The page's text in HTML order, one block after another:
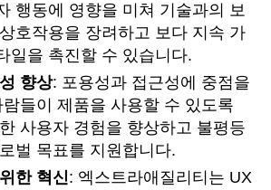
행동에 영향을 미쳐 기술과의 보
호작용을 장려하고 보다 지속 가
일을 촉진할 수 있습니다.
향상: 포용성과 접근성에 중점을
들이 제품을 사용할 수 있도록
사용자 경험을 향상하고 불평등
벌 목표를 지원합니다.
한 혁신: 엑스트라애질리티는 UX